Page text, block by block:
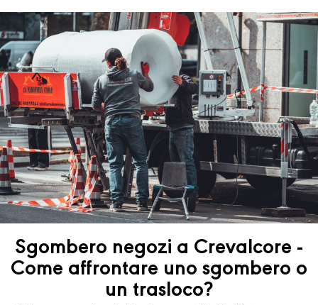
Sgombero negozi a Crevalcore -
Come affrontare uno sgombero o
un trasloco?